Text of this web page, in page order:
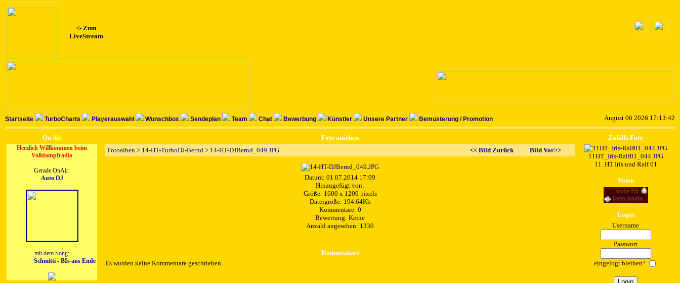
<- Zum
LiveStream
Startseite TurboCharts Playerauswahl Wunschbox Sendeplan Team Chat Bewerbung Künstler Unsere Partner Bemusterung / Promotion August 06 2026 17:13:42
On Air
Herzlich Willkommen beim
Volldampfradio
Gerade OnAir:
Auto DJ
mit dem Song:
Schmitti - BIs ans Ende dieser Welt
Foto ansehen
Fotoalben > 14-HT-TurboDJ-Bernd > 14-HT-DJBernd_049.JPG << Bild Zurück Bild Vor>>
Datum: 01.07.2014 17:09
Hinzugefügt von:
Größe: 1600 x 1200 pixels
Dateigröße: 194.64Kb
Kommentare: 0
Bewertung: Keine
Anzahl angesehen: 1330
Kommentare
Es wurden keine Kommentare geschrieben.
Zufalls Foto
11HT_Iris-Ralf01_044.JPG
11. HT Iris und Ralf 01
Voten
Login
Username
Passwort
eingelogt bleiben?